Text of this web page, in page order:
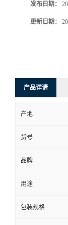
发布日期：
更新日期：
产品详请
产地
货号
品牌
用途
包装规格